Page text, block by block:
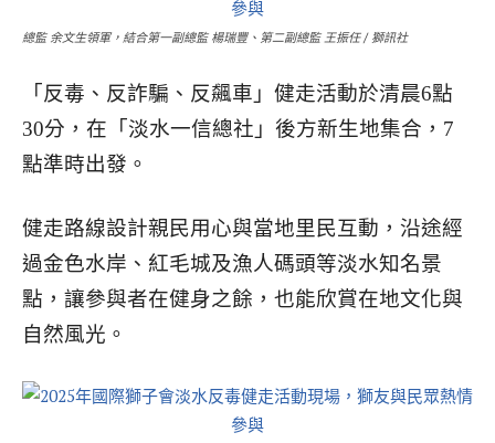
總監 余文生領軍，結合第一副總監 楊瑞豐、第二副總監 王振任 / 獅訊社
「反毒、反詐騙、反飆車」健走活動於清晨6點
30分，在「淡水一信總社」後方新生地集合，7
點準時出發。
健走路線設計親民用心與當地里民互動，沿途經
過金色水岸、紅毛城及漁人碼頭等淡水知名景
點，讓參與者在健身之餘，也能欣賞在地文化與
自然風光。